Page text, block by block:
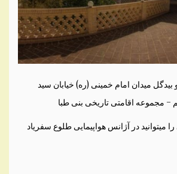
میدان امام خمینی (ره) خیابان سید
– مجموعه اقامتی تاریخی بنی طبا
میتوانید در آژانس هواپیمایی طلوع سفریاد